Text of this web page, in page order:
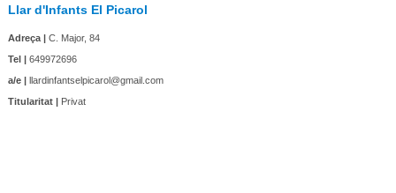
Llar d'Infants El Picarol
Adreça |C. Major, 84
Tel |649972696
a/e |llardinfantselpicarol@gmail.com
Titularitat |Privat